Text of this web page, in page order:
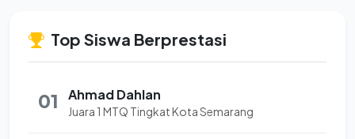
Top Siswa Berprestasi
01 Ahmad Dahlan
Juara 1 MTQ Tingkat Kota Semarang